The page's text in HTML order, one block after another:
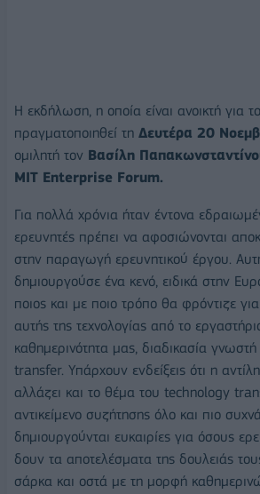
Η εκδήλωση, η οποία είναι ανοικτή για
πραγματοποιηθεί τη Δευτέρα 20
ομιλητή τον Βασίλη
MIT Enterprise Forum.
Για πολλά χρόνια ήταν έντονα
ερευνητές πρέπει να αφοσιώνονται
στην παραγωγή ερευνητικού έργου.
δημιουργούσε ένα κενό, ειδικά στην
ποιος και με ποιο τρόπο θα φρόντιζε
αυτής της τεχνολογίας από το
καθημερινότητα μας, διαδικασία
transfer. Υπάρχουν ενδείξεις ότι η
αλλάζει και το θέμα του technology
αντικείμενο συζήτησης όλο και πιο
δημιουργούνται ευκαιρίες για όσους
δουν τα αποτελέσματα της δουλειάς
σάρκα και οστά με τη μορφή